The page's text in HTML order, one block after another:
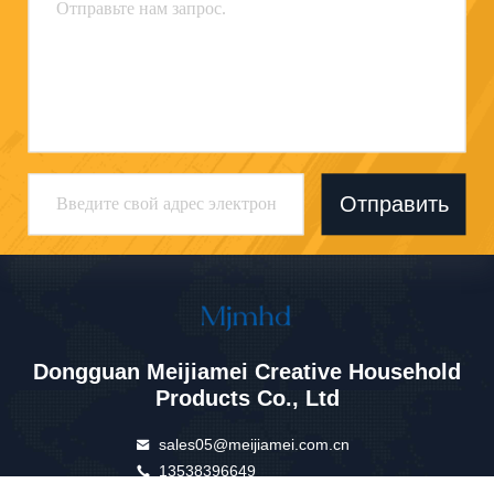
Отправить
Dongguan Meijiamei Creative Household
Products Co., Ltd
sales05@meijiamei.com.cn
13538396649